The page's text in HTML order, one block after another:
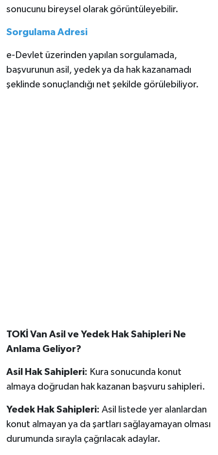
sonucunu bireysel olarak görüntüleyebilir.
Sorgulama Adresi
e-Devlet üzerinden yapılan sorgulamada,
başvurunun asil, yedek ya da hak kazanamadı
şeklinde sonuçlandığı net şekilde görülebiliyor.
TOKİ Van Asil ve Yedek Hak Sahipleri Ne
Anlama Geliyor?
Asil Hak Sahipleri: Kura sonucunda konut
almaya doğrudan hak kazanan başvuru sahipleri.
Yedek Hak Sahipleri: Asil listede yer alanlardan
konut almayan ya da şartları sağlayamayan olması
durumunda sırayla çağrılacak adaylar.